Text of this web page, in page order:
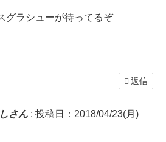
グラシューが待ってるぞ
返信
さん : 投稿日：2018/04/23(月)